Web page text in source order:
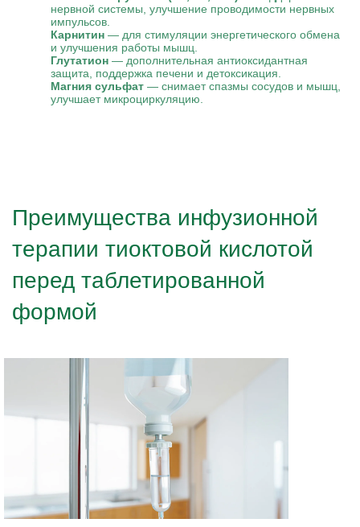
нервной системы, улучшение проводимости нервных
импульсов.
Карнитин — для стимуляции энергетического обмена
и улучшения работы мышц.
Глутатион — дополнительная антиоксидантная
защита, поддержка печени и детоксикация.
Магния сульфат — снимает спазмы сосудов и мышц,
улучшает микроциркуляцию.
Преимущества инфузионной
терапии тиоктовой кислотой
перед таблетированной
формой